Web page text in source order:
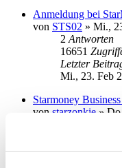
Anmeldung bei
von STS02 » Mi.,
2 Antworten
16651
Letzter
Mi., 23. Feb
Starmoney
von starzonkie »
Letzter